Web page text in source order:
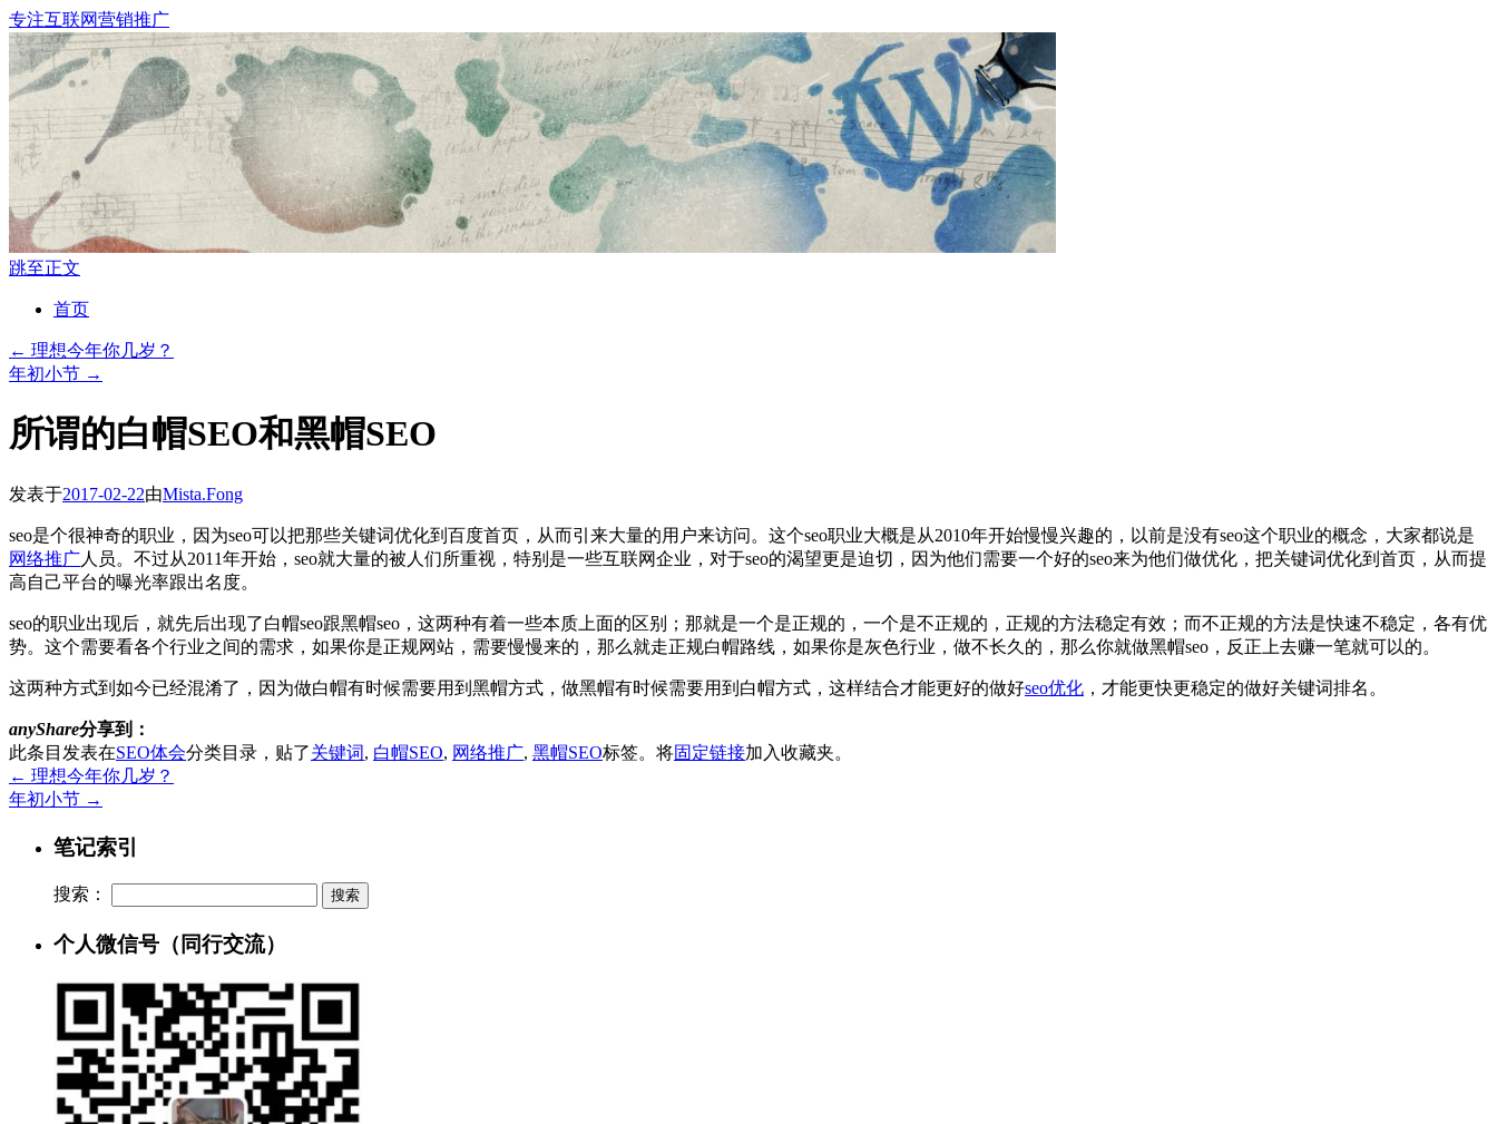
专注互联网营销推广
跳至正文
首页
← 理想今年你几岁？
年初小节 →
所谓的白帽SEO和黑帽SEO
发表于2017-02-22由Mista.Fong
seo是个很神奇的职业，因为seo可以把那些关键词优化到百度首页，从而引来大量的用户来访问。这个seo职业大概是从2010年开始慢慢兴趣的，以前是没有seo这个职业的概念，大家都说是
网络推广人员。不过从2011年开始，seo就大量的被人们所重视，特别是一些互联网企业，对于seo的渴望更是迫切，因为他们需要一个好的seo来为他们做优化，把关键词优化到首页，从而提
高自己平台的曝光率跟出名度。
seo的职业出现后，就先后出现了白帽seo跟黑帽seo，这两种有着一些本质上面的区别；那就是一个是正规的，一个是不正规的，正规的方法稳定有效；而不正规的方法是快速不稳定，各有优
势。这个需要看各个行业之间的需求，如果你是正规网站，需要慢慢来的，那么就走正规白帽路线，如果你是灰色行业，做不长久的，那么你就做黑帽seo，反正上去赚一笔就可以的。
这两种方式到如今已经混淆了，因为做白帽有时候需要用到黑帽方式，做黑帽有时候需要用到白帽方式，这样结合才能更好的做好seo优化 ，才能更快更稳定的做好关键词排名。
anyShare分享到：
此条目发表在SEO体会分类目录，贴了关键词, 白帽SEO, 网络推广, 黑帽SEO标签。将固定链接加入收藏夹。
← 理想今年你几岁？
年初小节 →
笔记索引
搜索：
个人微信号（同行交流）